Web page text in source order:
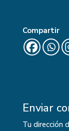
Compartir
Enviar
Tu dirección